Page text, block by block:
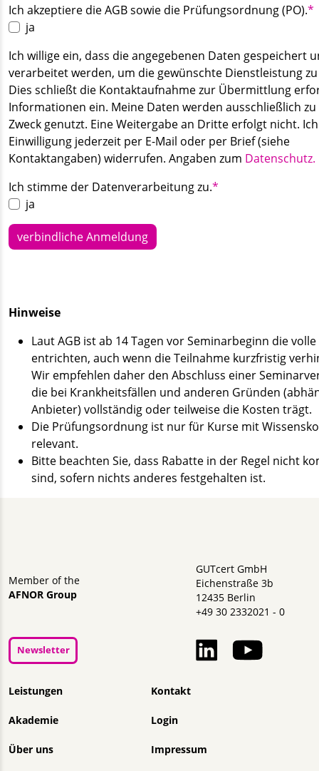
Pflichtfeld
Ich akzeptiere die AGB sowie die Prüfungsordnung (PO).*
ja
Ich willige ein, dass die angegebenen Daten gespeichert
verarbeitet werden, um die gewünschte Dienstleistung
Dies schließt die Kontaktaufnahme zur Übermittlung
Informationen ein. Meine Daten werden ausschließlich
Zweck genutzt. Eine Weitergabe an Dritte erfolgt nicht.
Einwilligung jederzeit per E-Mail oder per Brief (siehe
Kontaktangaben) widerrufen. Angaben zum Datenschutz.
Pflichtfeld
Ich stimme der Datenverarbeitung zu.*
ja
verbindliche Anmeldung
Hinweise
Laut AGB ist ab 14 Tagen vor Seminarbeginn die
entrichten, auch wenn die Teilnahme kurzfristig
Wir empfehlen daher den Abschluss einer
die bei Krankheitsfällen und anderen Gründen
Anbieter) vollständig oder teilweise die Kosten trägt.
Die Prüfungsordnung ist nur für Kurse mit
relevant.
Bitte beachten Sie, dass Rabatte in der Regel nicht
sind, sofern nichts anderes festgehalten ist.
Member of the
AFNOR Group
GUTcert GmbH
Eichenstraße 3b
12435 Berlin
+49 30 2332021 - 0
Navigation überspringen
Leistungen
Akademie
Über uns
Kontakt
Login
Impressum
Newsletter